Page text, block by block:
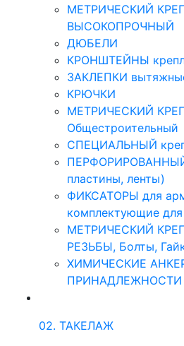
МЕТРИЧЕСКИЙ
ВЫСОКОПРОЧНЫЙ
ДЮБЕЛИ
КРОНШТЕЙНЫ
ЗАКЛЕПКИ
КРЮЧКИ
МЕТРИЧЕСКИЙ
Общестроительный
СПЕЦИАЛЬНЫЙ
пластины, ленты)
ФИКСАТОРЫ для
комплектующие для
МЕТРИЧЕСКИЙ
РЕЗЬБЫ, Болты,
ХИМИЧЕСКИЕ
ПРИНАДЛЕЖНОСТИ
02. ТАКЕЛАЖ